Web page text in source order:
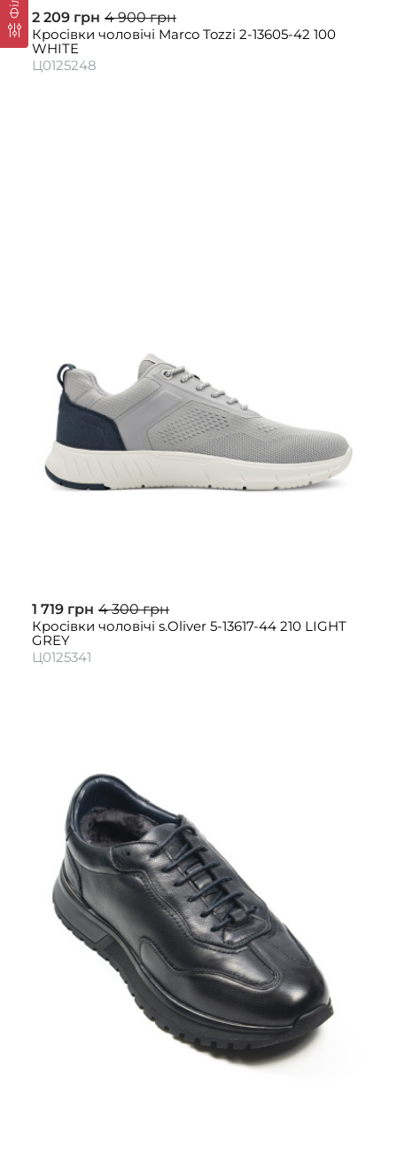
2 209 грн 4 900 грн
Кросівки чоловічі Marco Tozzi 2-13605-42 100
WHITE
Ц0125248
1 719 грн 4 300 грн
Кросівки чоловічі s.Oliver 5-13617-44 210 LIGHT
GREY
Ц0125341